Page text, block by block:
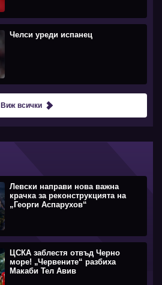
Челси уреди испанец
Виж всички
Левски направи нова важна
крачка за реконструкцията на
„Георги Аспарухов“
ЦСКА заблестя отвъд Черно
море! „Червените“ разбиха
Макаби Тел Авив